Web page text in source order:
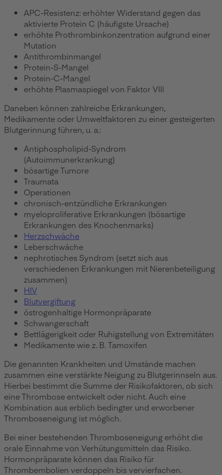
APC-Resistenz: erhöhter Widerstand gegen das
aktivierte Protein C (häufigste Ursache)
erhöhte Prothrombinkonzentration aufgrund einer
Mutation
Antithrombinmangel
Protein-S-Mangel
Protein-C-Mangel
erhöhte Plasmaspiegel von Faktor VIII
Daneben können zahlreiche Erkrankungen,
Medikamente oder Umweltfaktoren zu einer gesteigerten
Blutgerinnung führen, u. a.:
Antiphospholipid-Syndrom
(Autoimmunerkrankung)
bösartige Tumore
Traumata
Operationen
chronisch-entzündliche Erkrankungen
myeloproliferative Erkrankungen (bösartige
Erkrankungen des Knochenmarks)
Herzschwäche
Leberschwäche
nephrotisches Syndrom (setzt sich aus
verschiedenen Erkrankungen mit Nierenbeteiligung
zusammen)
HIV
Blutvergiftung
östrogenhaltige Hormonpräparate
Schwangerschaft
Bettlägerigkeit oder Ruhigstellung von Extremitäten
Medikamente wie z. B. Tamoxifen
Die genannten Krankheiten und Umstände machen
zusammen eine verstärkte Neigung zu Blutgerinnseln aus.
Hierbei bestimmt die Summe der Risikofaktoren, ob sich
eine Thrombose entwickelt oder nicht. Auch eine
Kombination aus erblich bedingter und erworbener
Thromboseneigung ist möglich.
Bei einer bestehenden Thromboseneigung erhöht die
orale Einnahme von Verhütungsmitteln das Risiko.
Hormonpräparate können das Risiko für
Thrombembolien verdoppeln bis vervierfachen.